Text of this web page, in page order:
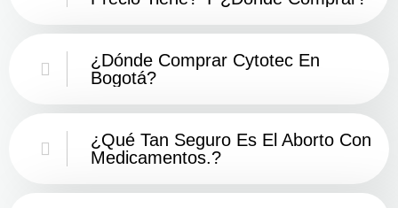
¿Dónde Comprar Cytotec En
Bogotá?
¿Qué Tan Seguro Es El Aborto Con
Medicamentos.?